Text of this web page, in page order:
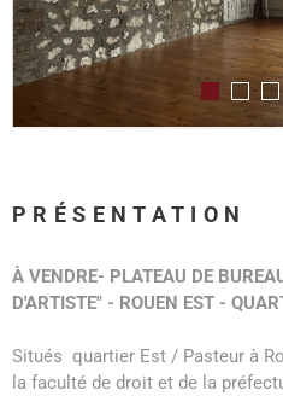
PRÉSENTATION
À VENDRE- PLATEAU DE
D'ARTISTE" - ROUEN EST -
Situés quartier Est / Pasteur à
la faculté de droit et de la